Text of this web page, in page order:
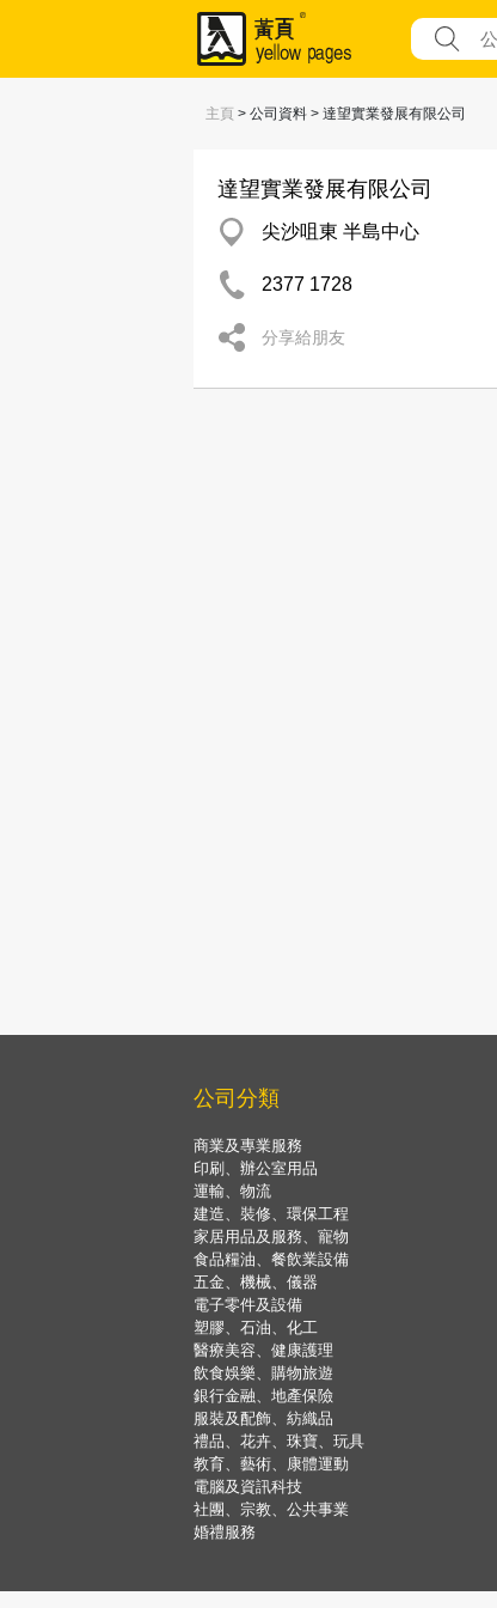
主頁 > 公司資料 > 達望實業發展有限公司
達望實業發展有限公司
尖沙咀東 半島中心
2377 1728
分享給朋友
公司分類
商業及專業服務
印刷、辦公室用品
運輸、物流
建造、裝修、環保工程
家居用品及服務、寵物
食品糧油、餐飲業設備
五金、機械、儀器
電子零件及設備
塑膠、石油、化工
醫療美容、健康護理
飲食娛樂、購物旅遊
銀行金融、地產保險
服裝及配飾、紡織品
禮品、花卉、珠寶、玩具
教育、藝術、康體運動
電腦及資訊科技
社團、宗教、公共事業
婚禮服務